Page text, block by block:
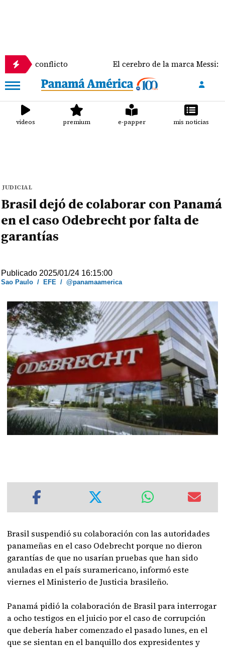
El cerebro de la marca Messi: El rol
videos premium e-papper mis noticias
JUDICIAL
Brasil dejó de colaborar con Panamá
en el caso Odebrecht por falta de
garantías
Publicado 2025/01/24 16:15:00
Sao Paulo / EFE /@panamaamerica
Brasil suspendió su colaboración con las autoridades
panameñas en el caso Odebrecht porque no dieron
garantías de que no usarían pruebas que han sido
anuladas en el país suramericano, informó este
viernes el Ministerio de Justicia brasileño.
Panamá pidió la colaboración de Brasil para interrogar
a ocho testigos en el juicio por el caso de corrupción
que debería haber comenzado el pasado lunes, en el
que se sientan en el banquillo dos expresidentes y